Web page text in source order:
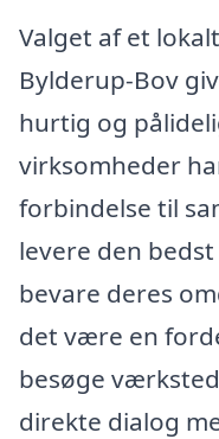
Valget af et
Bylderup-Bov
hurtig og
virksomheder
forbindelse til
levere den
bevare deres
det være en
besøge
direkte dialog